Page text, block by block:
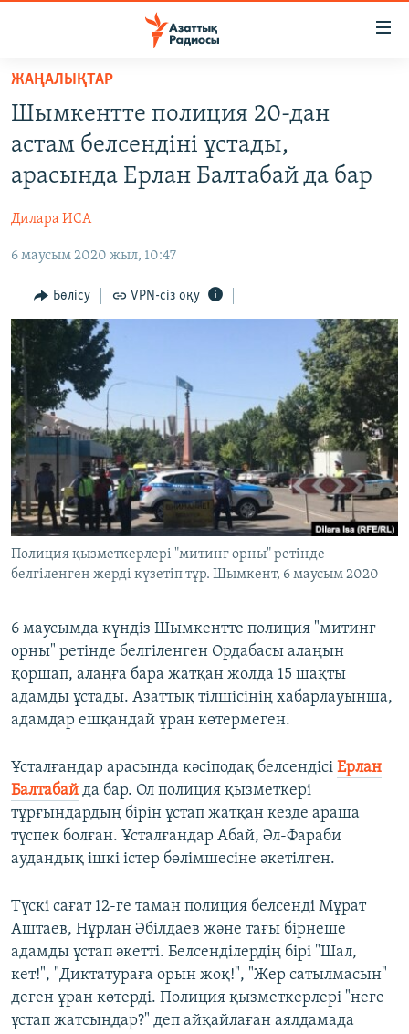
Skip
main
content
to
main
Navigation
Skip
Search
АДАМ ҚҰҚЫҚТАРЫ
ӘЛЕУМЕТ
ӘЛЕМ
АРНАЙЫ ЖОБАЛАР
Русский
ЖАЗЫЛЫҢЫЗ
Басқа тілдерде
ЖАҢАЛЫҚТАР
Шымкентте полиция 20-дан
астам белсендіні ұстады,
арасында Ерлан Балтабай да бар
Дилара ИСА
6 маусым 2020 жыл, 10:47
Бөлісу VPN-сіз оқу
Полиция қызметкерлері "митинг орны" ретінде
белгіленген жерді күзетіп тұр. Шымкент, 6 маусым 2020
6 маусымда күндіз Шымкентте полиция "митинг
орны" ретінде белгіленген Ордабасы алаңын
қоршап, алаңға бара жатқан жолда 15 шақты
адамды ұстады. Азаттық тілшісінің хабарлауынша,
адамдар ешқандай ұран көтермеген.
Ұсталғандар арасында кәсіподақ белсендісі Ерлан
Балтабай да бар. Ол полиция қызметкері
тұрғындардың бірін ұстап жатқан кезде араша
түспек болған. Ұсталғандар Абай, Әл-Фараби
аудандық ішкі істер бөлімшесіне әкетілген.
Түскі сағат 12-ге таман полиция белсенді Мұрат
Аштаев, Нұрлан Әбілдаев және тағы бірнеше
адамды ұстап әкетті. Белсенділердің бірі "Шал,
кет!", "Диктатураға орын жоқ!", "Жер сатылмасын"
деген ұран көтерді. Полиция қызметкерлері "неге
ұстап жатсыңдар?" деп айқайлаған аялдамада